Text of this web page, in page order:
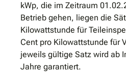
kWp, die im Zeitraum
Betrieb gehen, liegen die
Kilowattstunde für
Cent pro Kilowattstunde für
jeweils gültige Satz wird ab
Jahre garantiert.